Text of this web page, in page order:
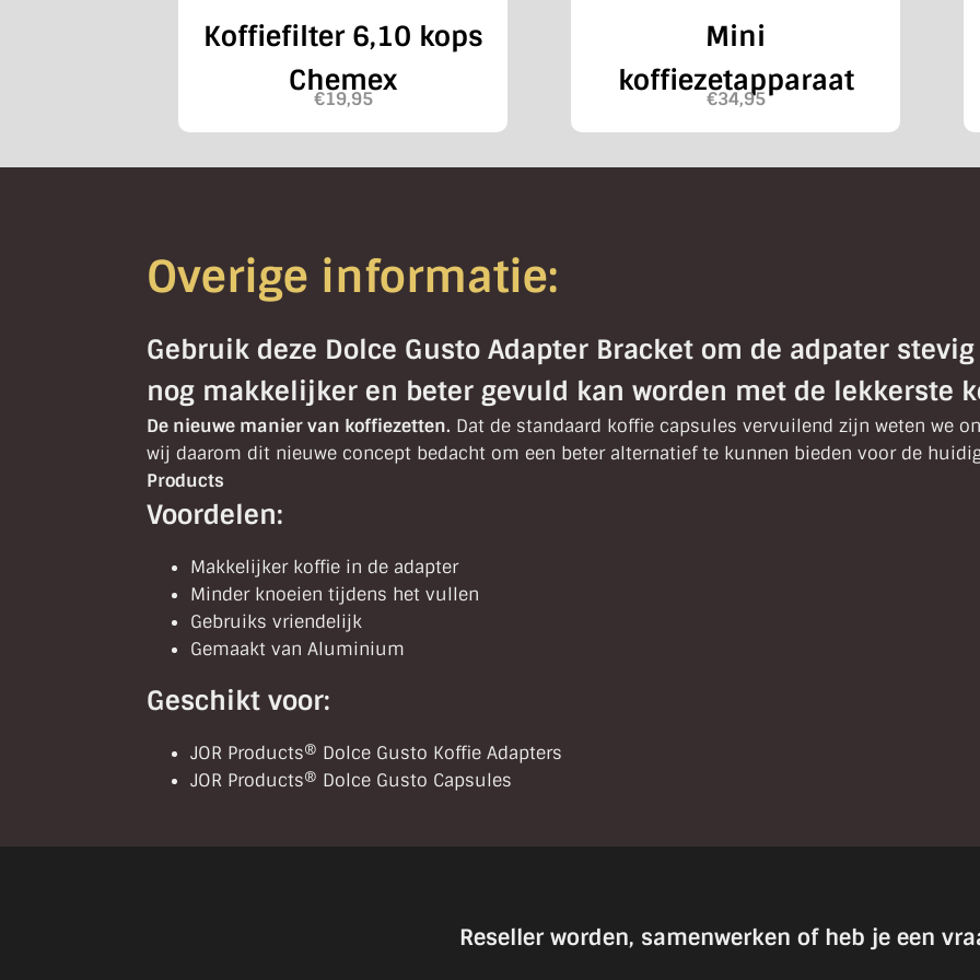
Koffiefilter 6,10 kops
Chemex
€19,95
Mini
koffiezetapparaat
€34,95
Overige informatie:
Gebruik deze Dolce Gusto Adapter Bracket om de adpater
nog makkelijker en beter gevuld kan worden met de lekkerste
De nieuwe manier van koffiezetten. Dat de standaard koffie capsules vervuilend zijn weten we
wij daarom dit nieuwe concept bedacht om een beter alternatief te kunnen bieden voor de
Products
Voordelen:
Makkelijker koffie in de adapter
Minder knoeien tijdens het vullen
Gebruiks vriendelijk
Gemaakt van Aluminium
Geschikt voor:
JOR Products® Dolce Gusto Koffie Adapters
JOR Products® Dolce Gusto Capsules
Reseller worden, samenwerken of heb je een